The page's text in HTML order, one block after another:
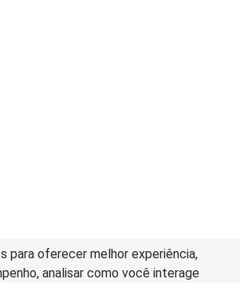
para oferecer melhor experiência,
analisar como você interage